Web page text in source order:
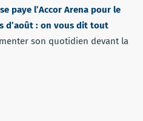
paye l’Accor Arena pour le
d’août : on vous dit tout
son quotidien devant la